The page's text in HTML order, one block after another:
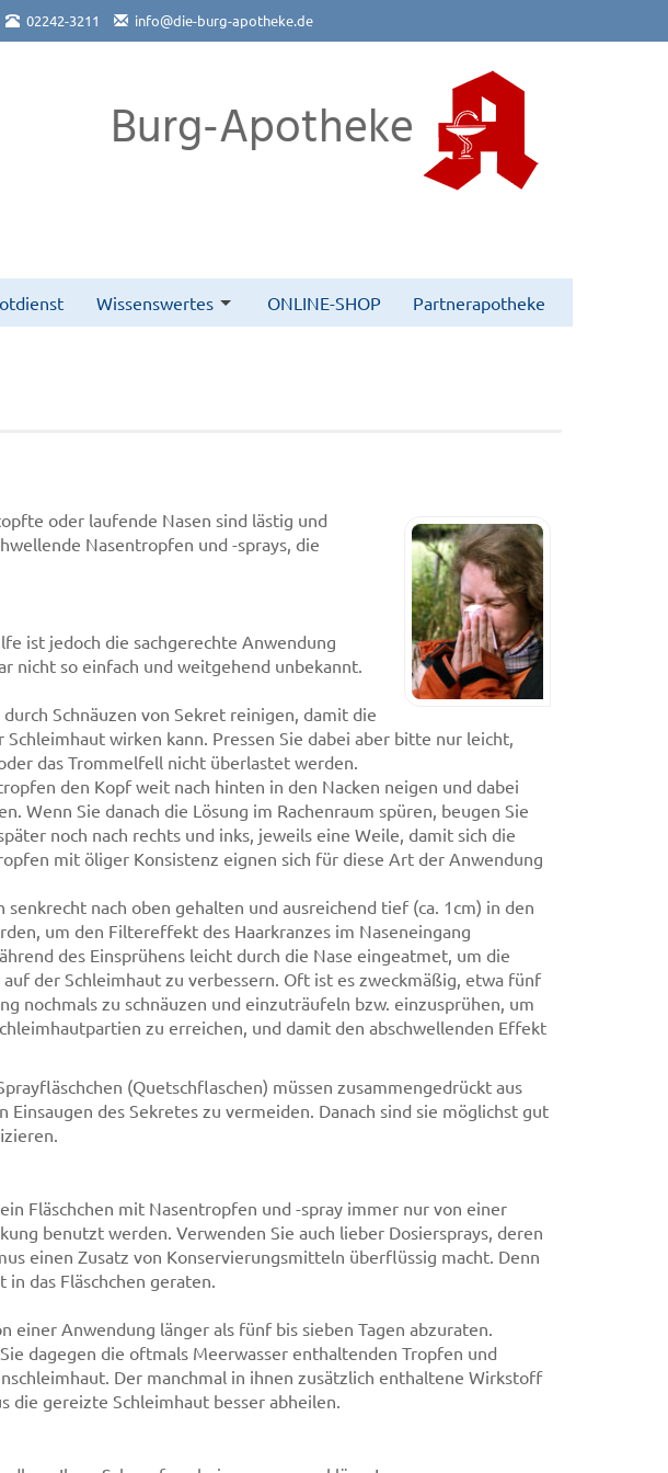
02242-3211 info@die-burg-apotheke.de
Burg-Apotheke
Wissenswertes ONLINE-SHOP Partnerapotheke
oder laufende Nasen sind lästig und
Nasentropfen und -sprays, die
ist jedoch die sachgerechte Anwendung
nicht so einfach und weitgehend unbekannt.
Schnäuzen von Sekret reinigen, damit die
wirken kann. Pressen Sie dabei aber bitte nur leicht,
das Trommelfell nicht überlastet werden.
den Kopf weit nach hinten in den Nacken neigen und dabei
Wenn Sie danach die Lösung im Rachenraum spüren, beugen Sie
noch nach rechts und inks, jeweils eine Weile, damit sich die
mit öliger Konsistenz eignen sich für diese Art der Anwendung
senkrecht nach oben gehalten und ausreichend tief (ca. 1cm) in den
um den Filtereffekt des Haarkranzes im Naseneingang
des Einsprühens leicht durch die Nase eingeatmet, um die
der Schleimhaut zu verbessern. Oft ist es zweckmäßig, etwa fünf
nochmals zu schnäuzen und einzuträufeln bzw. einzusprühen, um
zu erreichen, und damit den abschwellenden Effekt
(Quetschflaschen) müssen zusammengedrückt aus
Einsaugen des Sekretes zu vermeiden. Danach sind sie möglichst gut
Fläschchen mit Nasentropfen und -spray immer nur von einer
benutzt werden. Verwenden Sie auch lieber Dosiersprays, deren
einen Zusatz von Konservierungsmitteln überflüssig macht. Denn
das Fläschchen geraten.
einer Anwendung länger als fünf bis sieben Tagen abzuraten.
dagegen die oftmals Meerwasser enthaltenden Tropfen und
Der manchmal in ihnen zusätzlich enthaltene Wirkstoff
die gereizte Schleimhaut besser abheilen.